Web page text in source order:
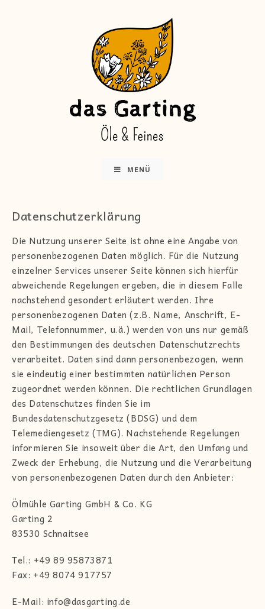
MENÜ
Datenschutzerklärung
Die Nutzung unserer Seite ist ohne eine Angabe von
personenbezogenen Daten möglich. Für die Nutzung
einzelner Services unserer Seite können sich hierfür
abweichende Regelungen ergeben, die in diesem Falle
nachstehend gesondert erläutert werden. Ihre
personenbezogenen Daten (z.B. Name, Anschrift, E-
Mail, Telefonnummer, u.ä.) werden von uns nur gemäß
den Bestimmungen des deutschen Datenschutzrechts
verarbeitet. Daten sind dann personenbezogen, wenn
sie eindeutig einer bestimmten natürlichen Person
zugeordnet werden können. Die rechtlichen Grundlagen
des Datenschutzes finden Sie im
Bundesdatenschutzgesetz (BDSG) und dem
Telemediengesetz (TMG). Nachstehende Regelungen
informieren Sie insoweit über die Art, den Umfang und
Zweck der Erhebung, die Nutzung und die Verarbeitung
von personenbezogenen Daten durch den Anbieter:
Ölmühle Garting GmbH & Co. KG
Garting 2
83530 Schnaitsee
Tel.: +49 89 95873871
Fax: +49 8074 917757
E-Mail: info@dasgarting.de